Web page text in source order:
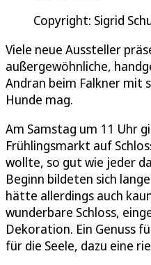
Copyright: Sigrid
Viele neue Aussteller
außergewöhnliche,
Andran beim Falkner mit
Hunde mag.
Am Samstag um 11 Uhr
Frühlingsmarkt auf
wollte, so gut wie jeder
Beginn bildeten sich
hätte allerdings auch
wunderbare Schloss,
Dekoration. Ein Genuss
für die Seele, dazu eine